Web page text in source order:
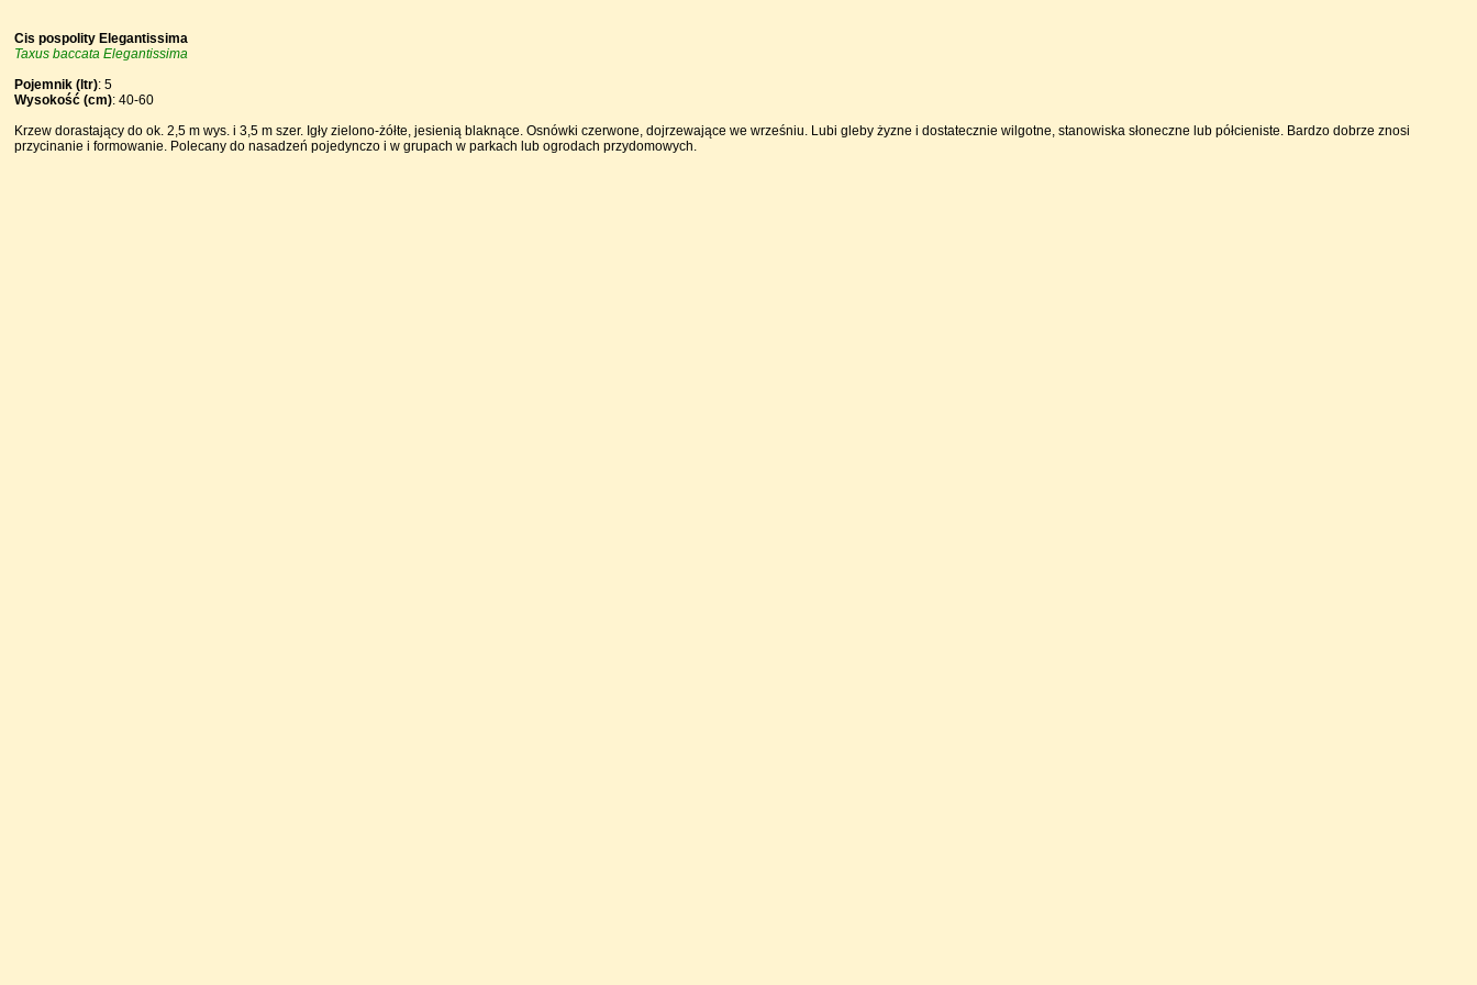
Cis pospolity Elegantissima
Taxus baccata Elegantissima
Pojemnik (ltr): 5
Wysokość (cm): 40-60
Krzew dorastający do ok. 2,5 m wys. i 3,5 m szer. Igły zielono-żółte, jesienią blaknące. Osnówki czerwone, dojrzewające we wrześniu. Lubi gleby żyzne i dostatecznie wilgotne, stanowiska słoneczne lub półcieniste. Bardzo dobrze znosi
przycinanie i formowanie. Polecany do nasadzeń pojedynczo i w grupach w parkach lub ogrodach przydomowych.